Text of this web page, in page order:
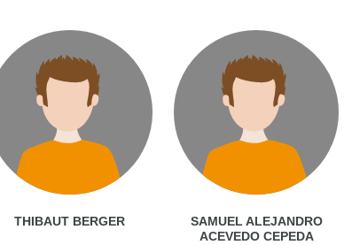
THIBAUT BERGER
SAMUEL ALEJANDRO
ACEVEDO CEPEDA